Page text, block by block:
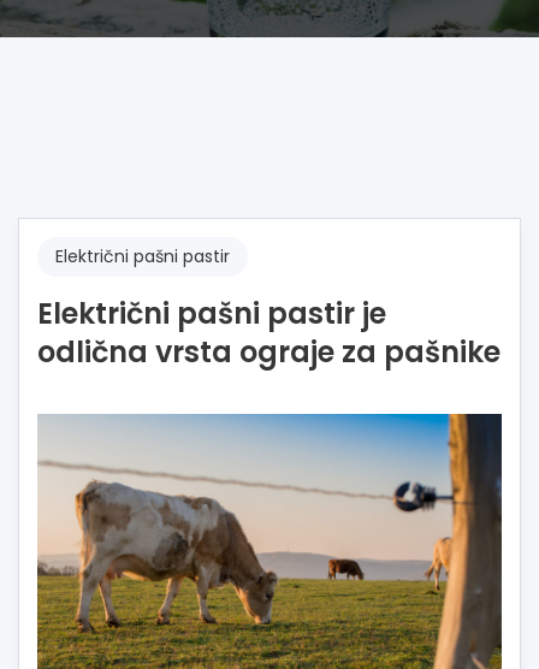
Električni pašni pastir
Električni pašni pastir je
odlična vrsta ograje za pašnike